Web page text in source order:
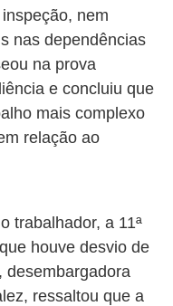
nem
nas dependências
na prova
e concluiu que
mais complexo
relação ao
trabalhador, a 11ª
houve desvio de
desembargadora
ressaltou que a